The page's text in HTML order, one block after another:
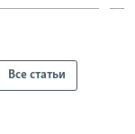
Все статьи